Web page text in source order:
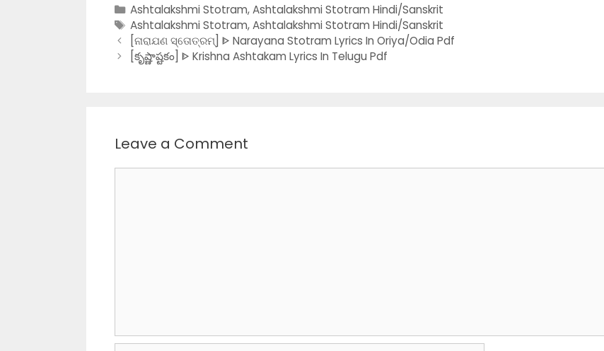
Categories
Ashtalakshmi Stotram,Ashtalakshmi Stotram Hindi/Sanskrit
Tags
Ashtalakshmi Stotram,Ashtalakshmi Stotram Hindi/Sanskrit
[ନାରାଯଣ ସ୍ତୋତ୍ରମ୍] ᐈ Narayana Stotram Lyrics In Oriya/Odia Pdf
[కృష్ణాష్టకం] ᐈ Krishna Ashtakam Lyrics In Telugu Pdf
Leave a Comment